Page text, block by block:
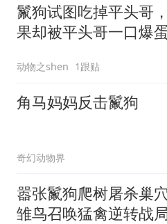
鬣狗试图吃掉平头哥
果却被平头哥一口爆
动物之shen 1跟贴
角马妈妈反击鬣狗
奇幻动物界
嚣张鬣狗爬树屠杀巢
雏鸟召唤猛禽逆转战